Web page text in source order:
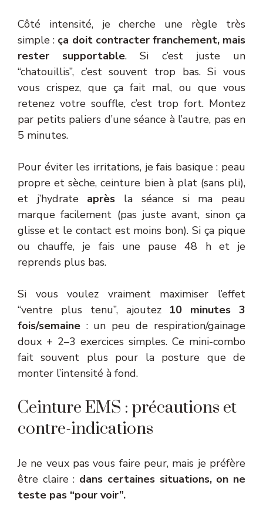
Côté intensité, je cherche une règle très
simple : ça doit contracter franchement, mais
rester supportable. Si c’est juste un
“chatouillis”, c’est souvent trop bas. Si vous
vous crispez, que ça fait mal, ou que vous
retenez votre souffle, c’est trop fort. Montez
par petits paliers d’une séance à l’autre, pas en
5 minutes.
Pour éviter les irritations, je fais basique : peau
propre et sèche, ceinture bien à plat (sans pli),
et j’hydrate après la séance si ma peau
marque facilement (pas juste avant, sinon ça
glisse et le contact est moins bon). Si ça pique
ou chauffe, je fais une pause 48 h et je
reprends plus bas.
Si vous voulez vraiment maximiser l’effet
“ventre plus tenu”, ajoutez 10 minutes 3
fois/semaine : un peu de respiration/gainage
doux + 2–3 exercices simples. Ce mini-combo
fait souvent plus pour la posture que de
monter l’intensité à fond.
Ceinture EMS : précautions et
contre-indications
Je ne veux pas vous faire peur, mais je préfère
être claire : dans certaines situations, on ne
teste pas “pour voir”.